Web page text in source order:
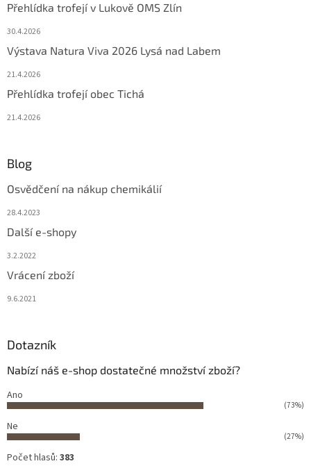
Přehlídka trofejí v Lukově OMS Zlín
30.4.2026
Výstava Natura Viva 2026 Lysá nad Labem
21.4.2026
Přehlídka trofejí obec Tichá
21.4.2026
Blog
Osvědčení na nákup chemikálií
28.4.2023
Další e-shopy
3.2.2022
Vrácení zboží
9.6.2021
Dotazník
Nabízí náš e-shop dostatečné množství zboží?
Ano
(73%)
Ne
(27%)
Počet hlasů: 383